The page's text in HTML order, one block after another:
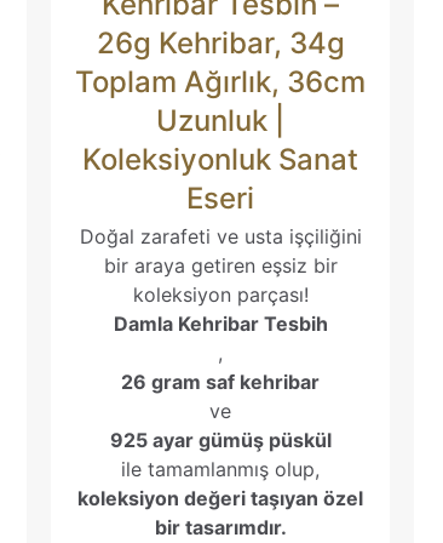
26g Kehribar, 34g
Toplam Ağırlık, 36cm
Uzunluk |
Koleksiyonluk Sanat
Eseri
Doğal zarafeti ve usta işçiliğini
bir araya getiren eşsiz bir
koleksiyon parçası!
Damla Kehribar Tesbih
,
26 gram saf kehribar
ve
925 ayar gümüş püskül
ile tamamlanmış olup,
koleksiyon değeri taşıyan özel
bir tasarımdır.